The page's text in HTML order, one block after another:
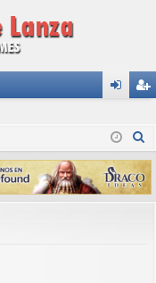
nti
fic
ar
ist
ra
rs
s
c